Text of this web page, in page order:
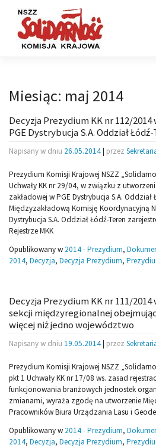
content
Miesiąc: maj 2014
Decyzja Prezydium KK nr 112/
PGE Dystrybucja S.A. Oddział
Napisany w dniu 26.05.2014| przez
Prezydium Komisji Krajowej NSZZ
Uchwały KK nr 29/04, w związku z
zakładowej w PGE Dystrybucja S.A. Oddział
Międzyzakładową Komisję Koordynacyjną
Dystrybucja S.A. Oddział Łódź-Teren
Rejestrze MKK
Opublikowany w 2014 - Prezydium,
2014, Decyzja, Decyzja Prezydium,
Decyzja Prezydium KK nr 111/
sekcji międzyregionalnej
więcej niż jedno województwo
Napisany w dniu 19.05.2014| przez
Prezydium Komisji Krajowej NSZZ
pkt 1 Uchwały KK nr 17/08 ws. zasad
funkcjonowania branżowych jednostek
zmianami, wyraża zgodę na utworzenie
Pracowników Biura Urządzania Lasu i
Opublikowany w 2014 - Prezydium,
2014, Decyzja, Decyzja Prezydium,